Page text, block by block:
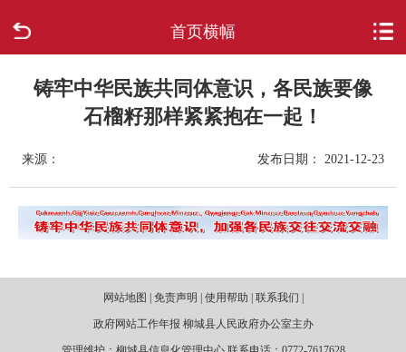
首页横幅
走进柳城
政府信息公开
网上办事
铸牢中华民族共同体意识，各民族要像
石榴籽那样紧紧抱在一起！
来源： 发布日期： 2021-12-23
网站地图 | 免责声明 | 使用帮助 | 联系我们 |
政府网站工作年报 柳城县人民政府办公室主办